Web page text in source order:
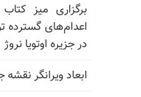
برگزاری میز
اعدام‌های گسترده
در جزیره اوتویا نروژ
ابعاد ویرانگر